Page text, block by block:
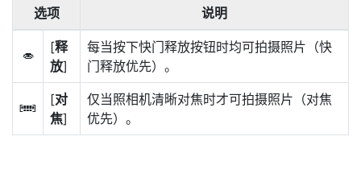
选项 说明
G
[释
放]
每当按下快门释放按钮时均可拍摄照片（快
门释放优先）。
F
[对
焦]
仅当照相机清晰对焦时才可拍摄照片（对焦
优先）。